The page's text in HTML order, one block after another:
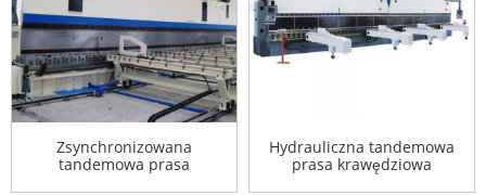
Zsynchronizowana
tandemowa prasa
Hydrauliczna tandemowa
prasa krawędziowa